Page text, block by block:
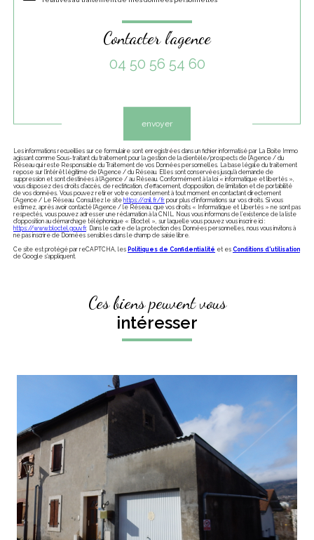
Contacter l'agence
04 50 56 54 60
envoyer
Les informations recueillies sur ce formulaire sont enregistrées dans un fichier informatisé par La Boite Immo
agissant comme Sous-traitant du traitement pour la gestion de la clientèle/prospects de l'Agence / du
Réseau qui reste Responsable du Traitement de vos Données personnelles. La base légale du traitement
repose sur l'intérêt légitime de l'Agence / du Réseau. Elles sont conservées jusqu'à demande de
suppression et sont destinées à l'Agence / au Réseau. Conformément à la loi « informatique et libertés »,
vous disposez des droits d’accès, de rectification, d’effacement, d’opposition, de limitation et de portabilité
de vos données. Vous pouvez retirer votre consentement à tout moment en contactant directement
l’Agence / Le Réseau. Consultez le site https://cnil.fr/fr pour plus d’informations sur vos droits. Si vous
estimez, après avoir contacté l'Agence / le Réseau, que vos droits « Informatique et Libertés » ne sont pas
respectés, vous pouvez adresser une réclamation à la CNIL. Nous vous informons de l’existence de la liste
d'opposition au démarchage téléphonique « Bloctel », sur laquelle vous pouvez vous inscrire ici :
https://www.bloctel.gouv.fr. Dans le cadre de la protection des Données personnelles, nous vous invitons à
ne pas inscrire de Données sensibles dans le champ de saisie libre.
Ce site est protégé par reCAPTCHA, les Politiques de Confidentialité et es Conditions d'utilisation
de Google s'appliquent.
Ces biens peuvent vous
intéresser
voir le bien